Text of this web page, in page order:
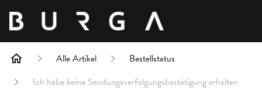
Alle Artikel
Bestellstatus
Ich habe keine Sendungsverfolgungsbestätigung erhalten